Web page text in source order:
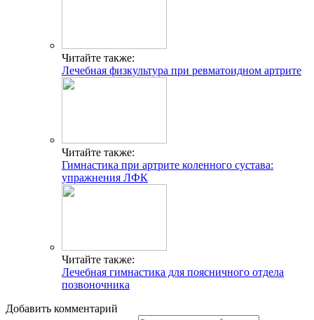
Читайте также:
Лечебная физкультура при ревматоидном артрите
Читайте также:
Гимнастика при артрите коленного сустава:
упражнения ЛФК
Читайте также:
Лечебная гимнастика для поясничного отдела
позвоночника
Добавить комментарий